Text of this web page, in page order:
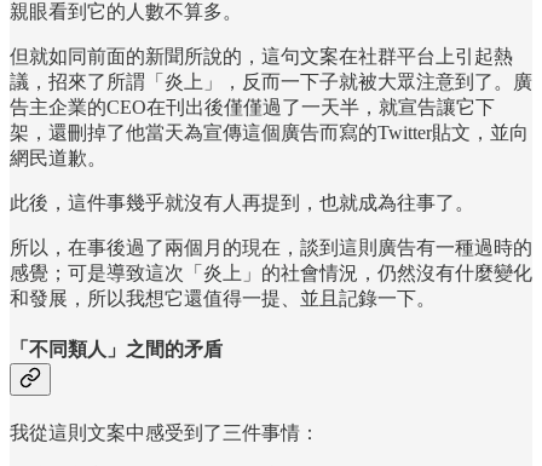
親眼看到它的人數不算多。
但就如同前面的新聞所說的，這句文案在社群平台上引起熱
議，招來了所謂「炎上」，反而一下子就被大眾注意到了。廣
告主企業的CEO在刊出後僅僅過了一天半，就宣告讓它下
架，還刪掉了他當天為宣傳這個廣告而寫的Twitter貼文，並向
網民道歉。
此後，這件事幾乎就沒有人再提到，也就成為往事了。
所以，在事後過了兩個月的現在，談到這則廣告有一種過時的
感覺；可是導致這次「炎上」的社會情況，仍然沒有什麼變化
和發展，所以我想它還值得一提、並且記錄一下。
「不同類人」之間的矛盾
我從這則文案中感受到了三件事情：